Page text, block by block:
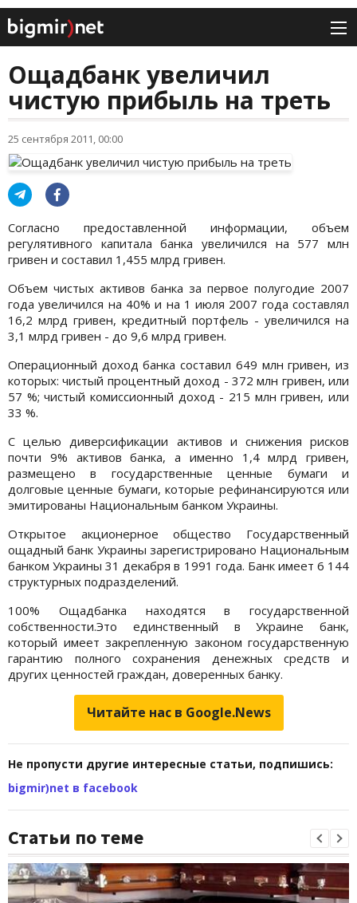
Ощадбанк увеличил
чистую прибыль на треть
25 сентября 2011, 00:00
Согласно предоставленной информации, объем
регулятивного капитала банка увеличился на 577 млн
гривен и составил 1,455 млрд гривен.
Объем чистых активов банка за первое полугодие 2007
года увеличился на 40% и на 1 июля 2007 года составлял
16,2 млрд гривен, кредитный портфель - увеличился на
3,1 млрд гривен - до 9,6 млрд гривен.
Операционный доход банка составил 649 млн гривен, из
которых: чистый процентный доход - 372 млн гривен, или
57 %; чистый комиссионный доход - 215 млн гривен, или
33 %.
С целью диверсификации активов и снижения рисков
почти 9% активов банка, а именно 1,4 млрд гривен,
размещено в государственные ценные бумаги и
долговые ценные бумаги, которые рефинансируются или
эмитированы Национальным банком Украины.
Открытое акционерное общество Государственный
ощадный банк Украины зарегистрировано Национальным
банком Украины 31 декабря в 1991 года. Банк имеет 6 144
структурных подразделений.
100% Ощадбанка находятся в государственной
собственности.Это единственный в Украине банк,
который имеет закрепленную законом государственную
гарантию полного сохранения денежных средств и
других ценностей граждан, доверенных банку.
Читайте нас в Google.News
Не пропусти другие интересные статьи, подпишись:
bigmir)net в facebook
Статьи по теме